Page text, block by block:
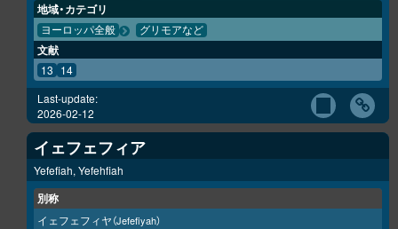
地域・カテゴリ
ヨーロッパ全般 グリモアなど
文献
13 14
Last-update:
2026-02-12
イェフェフィア
Yefefiah, Yefehfiah
別称
イェフェフィヤ（Jefefiyah）